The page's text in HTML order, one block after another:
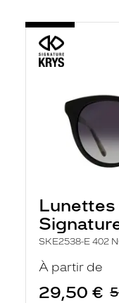
Lunettes
SKE2538-E 402
À partir de
29,50 €